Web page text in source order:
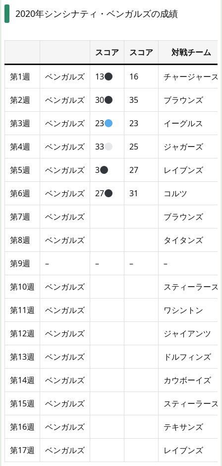
2020年シンシナティ・ベンガルズの成績
スコア スコア 対戦チーム
第1週 ベンガルズ 13 16 チャージャーズ
第2週 ベンガルズ 30 35 ブラウンズ
第3週 ベンガルズ 23 23 イーグルス
第4週 ベンガルズ 33 25 ジャガーズ
第5週 ベンガルズ 3 27 レイブンズ
第6週 ベンガルズ 27 31 コルツ
第7週 ベンガルズ ブラウンズ
第8週 ベンガルズ タイタンズ
第9週 – – – –
第10週 ベンガルズ スティーラーズ
第11週 ベンガルズ ワシントン
第12週 ベンガルズ ジャイアンツ
第13週 ベンガルズ ドルフィンズ
第14週 ベンガルズ カウボーイズ
第15週 ベンガルズ スティーラーズ
第16週 ベンガルズ テキサンズ
第17週 ベンガルズ レイブンズ